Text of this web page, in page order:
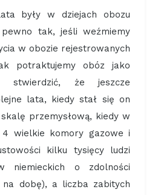
były w dziejach obozu
pewno tak, jeśli weźmiemy
w obozie rejestrowanych
potraktujemy obóz jako
stwierdzić, że jeszcze
lata, kiedy stał się on
przemysłową, kiedy w
4 wielkie komory gazowe i
kilku tysięcy ludzi
niemieckich o zdolności
na dobę), a liczba zabitych